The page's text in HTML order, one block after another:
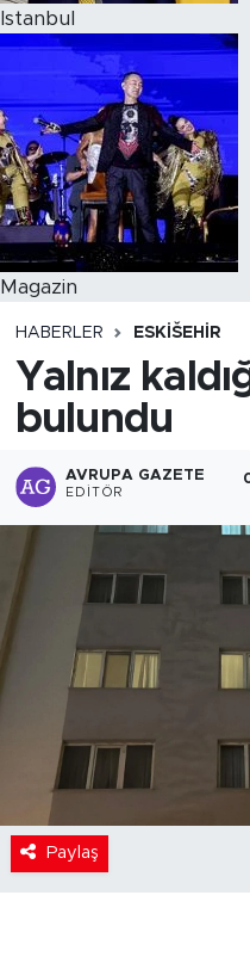
Istanbul
Magazin
HABERLER ESKIŠEHIR
Yalnız
bulundu
AVRUPA GAZETE
EDITÖR
Paylaş